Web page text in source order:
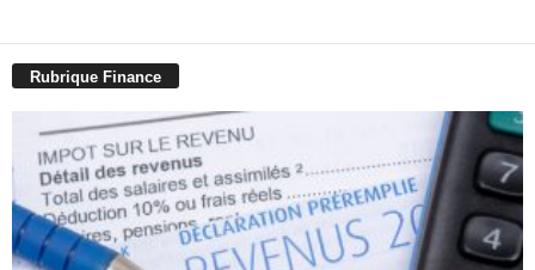
Rubrique Finance